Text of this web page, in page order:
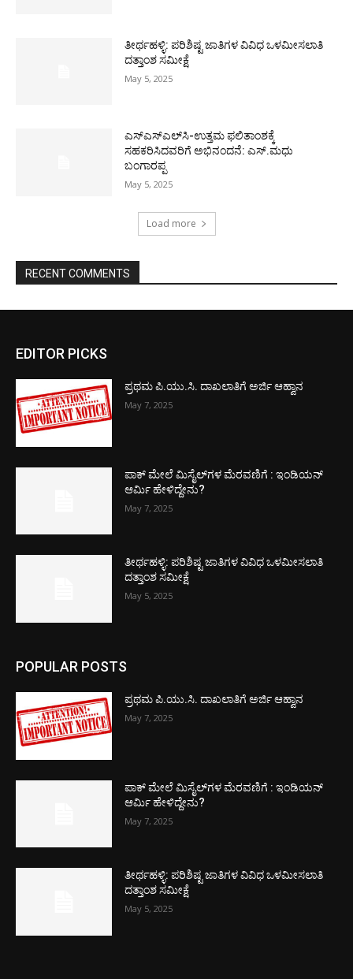
ತೀರ್ಥಹಳ್ಳಿ: ಪರಿಶಿಷ್ಟ ಜಾತಿಗಳ ವಿವಿಧ ಒಳಮೀಸಲಾತಿ
ದತ್ತಾಂಶ ಸಮೀಕ್ಷೆ
May 5, 2025
ಎಸ್‌ಎಸ್‌ಎಲ್‌ಸಿ-ಉತ್ತಮ ಫಲಿತಾಂಶಕ್ಕೆ
ಸಹಕರಿಸಿದವರಿಗೆ ಅಭಿನಂದನೆ: ಎಸ್.ಮಧು
ಬಂಗಾರಪ್ಪ
May 5, 2025
Load more
RECENT COMMENTS
EDITOR PICKS
ಪ್ರಥಮ ಪಿ.ಯು.ಸಿ. ದಾಖಲಾತಿಗೆ ಅರ್ಜಿ ಆಹ್ವಾನ
May 7, 2025
ಪಾಕ್​ ಮೇಲೆ ಮಿಸೈಲ್​ಗಳ ಮೆರವಣಿಗೆ : ಇಂಡಿಯನ್
ಆರ್ಮಿ ಹೇಳಿದ್ದೇನು?
May 7, 2025
ತೀರ್ಥಹಳ್ಳಿ: ಪರಿಶಿಷ್ಟ ಜಾತಿಗಳ ವಿವಿಧ ಒಳಮೀಸಲಾತಿ
ದತ್ತಾಂಶ ಸಮೀಕ್ಷೆ
May 5, 2025
POPULAR POSTS
ಪ್ರಥಮ ಪಿ.ಯು.ಸಿ. ದಾಖಲಾತಿಗೆ ಅರ್ಜಿ ಆಹ್ವಾನ
May 7, 2025
ಪಾಕ್​ ಮೇಲೆ ಮಿಸೈಲ್​ಗಳ ಮೆರವಣಿಗೆ : ಇಂಡಿಯನ್
ಆರ್ಮಿ ಹೇಳಿದ್ದೇನು?
May 7, 2025
ತೀರ್ಥಹಳ್ಳಿ: ಪರಿಶಿಷ್ಟ ಜಾತಿಗಳ ವಿವಿಧ ಒಳಮೀಸಲಾತಿ
ದತ್ತಾಂಶ ಸಮೀಕ್ಷೆ
May 5, 2025